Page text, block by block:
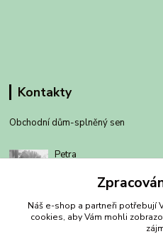
Kontakty
Obchodní dům-splněný sen
Petra
út-pá 8-14 hod
info@splneny-sen.cz
Náš e-shop a partneři potřebují
cookies, aby Vám mohli